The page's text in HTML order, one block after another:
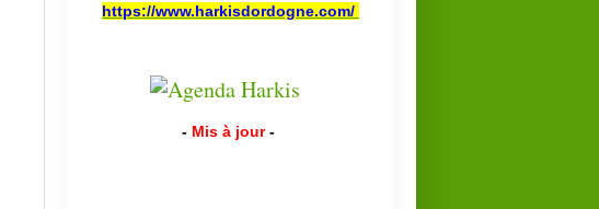
https://www.harkisdordogne.com/
- Mis à jour -